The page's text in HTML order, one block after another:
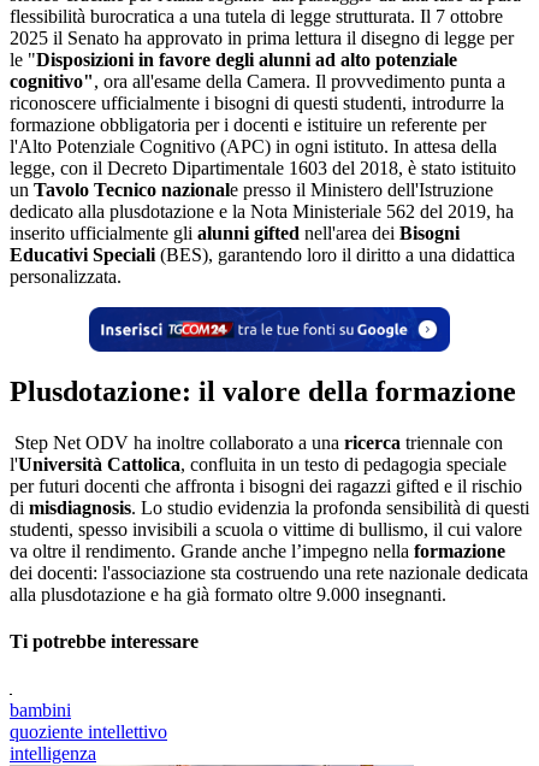
flessibilità burocratica a una tutela di legge strutturata. Il 7 ottobre
2025 il Senato ha approvato in prima lettura il disegno di legge per
le "Disposizioni in favore degli alunni ad alto potenziale
cognitivo", ora all'esame della Camera. Il provvedimento punta a
riconoscere ufficialmente i bisogni di questi studenti, introdurre la
formazione obbligatoria per i docenti e istituire un referente per
l'Alto Potenziale Cognitivo (APC) in ogni istituto. In attesa della
legge, con il Decreto Dipartimentale 1603 del 2018, è stato istituito
un Tavolo Tecnico nazionale presso il Ministero dell'Istruzione
dedicato alla plusdotazione e la Nota Ministeriale 562 del 2019, ha
inserito ufficialmente gli alunni gifted nell'area dei Bisogni
Educativi Speciali (BES), garantendo loro il diritto a una didattica
personalizzata.
Plusdotazione: il valore della formazione
Step Net ODV ha inoltre collaborato a una ricerca triennale con
l'Università Cattolica, confluita in un testo di pedagogia speciale
per futuri docenti che affronta i bisogni dei ragazzi gifted e il rischio
di misdiagnosis. Lo studio evidenzia la profonda sensibilità di questi
studenti, spesso invisibili a scuola o vittime di bullismo, il cui valore
va oltre il rendimento. Grande anche l’impegno nella formazione
dei docenti: l'associazione sta costruendo una rete nazionale dedicata
alla plusdotazione e ha già formato oltre 9.000 insegnanti.
Ti potrebbe interessare
bambini
quoziente intellettivo
intelligenza